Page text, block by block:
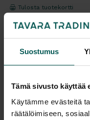
Suostumus
Tämä sivusto käyttää
Käytämme evästeitä
räätälöimiseen,
Tulosta tuotekortti
Kaikki
Tuotekuvaus